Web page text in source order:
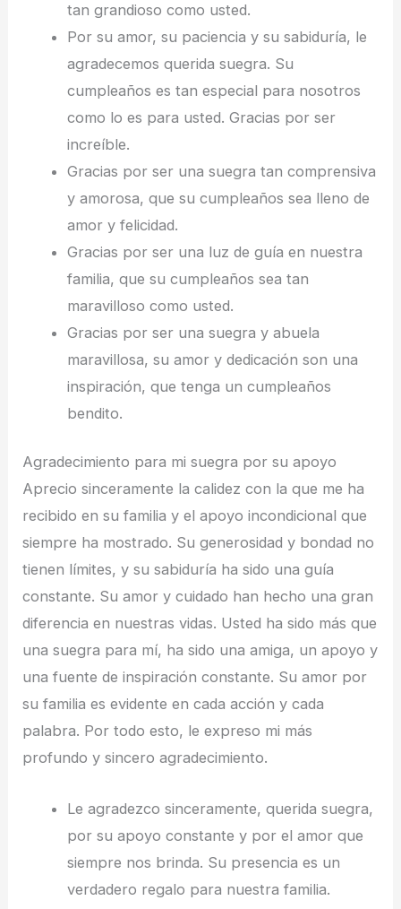
tan grandioso como usted.
Por su amor, su paciencia y su sabiduría, le
agradecemos querida suegra. Su
cumpleaños es tan especial para nosotros
como lo es para usted. Gracias por ser
increíble.
Gracias por ser una suegra tan comprensiva
y amorosa, que su cumpleaños sea lleno de
amor y felicidad.
Gracias por ser una luz de guía en nuestra
familia, que su cumpleaños sea tan
maravilloso como usted.
Gracias por ser una suegra y abuela
maravillosa, su amor y dedicación son una
inspiración, que tenga un cumpleaños
bendito.
Agradecimiento para mi suegra por su apoyo
Aprecio sinceramente la calidez con la que me ha
recibido en su familia y el apoyo incondicional que
siempre ha mostrado. Su generosidad y bondad no
tienen límites, y su sabiduría ha sido una guía
constante. Su amor y cuidado han hecho una gran
diferencia en nuestras vidas. Usted ha sido más que
una suegra para mí, ha sido una amiga, un apoyo y
una fuente de inspiración constante. Su amor por
su familia es evidente en cada acción y cada
palabra. Por todo esto, le expreso mi más
profundo y sincero agradecimiento.
Le agradezco sinceramente, querida suegra,
por su apoyo constante y por el amor que
siempre nos brinda. Su presencia es un
verdadero regalo para nuestra familia.